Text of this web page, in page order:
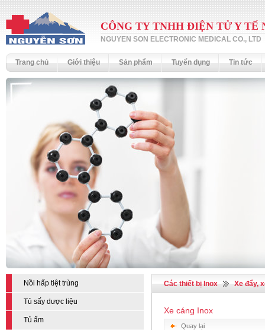
CÔNG TY TNHH ĐIỆN TỬ Y TẾ
NGUYEN SON ELECTRONIC MEDICAL CO., LTD
Trang chủ Giới thiệu Sản phẩm Tuyển dụng Tin tức
Nồi hấp tiệt trùng
Tủ sấy dược liệu
Tủ ấm
Các thiết bị Inox Xe đẩy,
Xe cáng Inox
Quay lại